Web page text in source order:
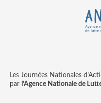
Les Journées Nationales
par l’Agence Nationale de